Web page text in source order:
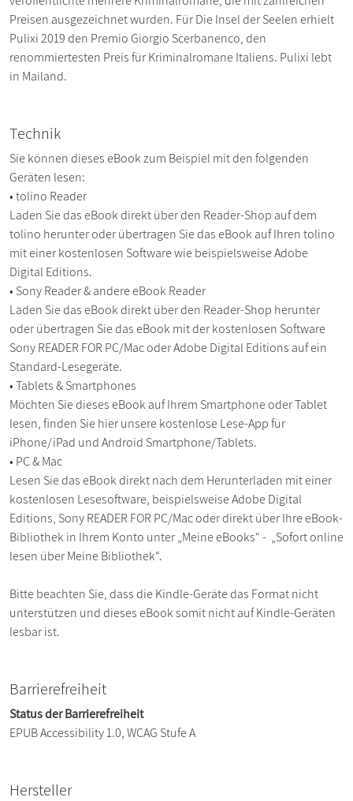
Preisen ausgezeichnet wurden. Für Die Insel der Seelen erhielt
Pulixi 2019 den Premio Giorgio Scerbanenco, den
renommiertesten Preis für Kriminalromane Italiens. Pulixi lebt
in Mailand.
Technik
Sie können dieses eBook zum Beispiel mit den folgenden
Geräten lesen:
• tolino Reader
Laden Sie das eBook direkt über den Reader-Shop auf dem
tolino herunter oder übertragen Sie das eBook auf Ihren tolino
mit einer kostenlosen Software wie beispielsweise Adobe
Digital Editions.
• Sony Reader & andere eBook Reader
Laden Sie das eBook direkt über den Reader-Shop herunter
oder übertragen Sie das eBook mit der kostenlosen Software
Sony READER FOR PC/Mac oder Adobe Digital Editions auf ein
Standard-Lesegeräte.
• Tablets & Smartphones
Möchten Sie dieses eBook auf Ihrem Smartphone oder Tablet
lesen, finden Sie hier unsere kostenlose Lese-App für
iPhone/iPad und Android Smartphone/Tablets.
• PC & Mac
Lesen Sie das eBook direkt nach dem Herunterladen mit einer
kostenlosen Lesesoftware, beispielsweise Adobe Digital
Editions, Sony READER FOR PC/Mac oder direkt über Ihre eBook-
Bibliothek in Ihrem Konto unter „Meine eBooks“ - „Sofort online
lesen über Meine Bibliothek“.
Bitte beachten Sie, dass die Kindle-Geräte das Format nicht
unterstützen und dieses eBook somit nicht auf Kindle-Geräten
lesbar ist.
Barrierefreiheit
Status der Barrierefreiheit
EPUB Accessibility 1.0, WCAG Stufe A
Hersteller